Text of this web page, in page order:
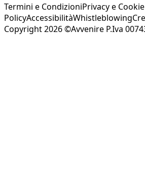
Termini e CondizioniPrivacy e Cookie
PolicyAccessibilitàWhistleblowing
Copyright 2026 ©Avvenire P.Iva